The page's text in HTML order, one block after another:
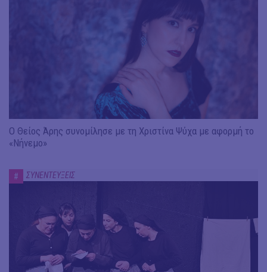
Ο Θείος Άρης συνομίλησε με τη Χριστίνα Ψύχα με αφορμή το
«Νήνεμο»
# ΣΥΝΕΝΤΕΥΞΕΙΣ